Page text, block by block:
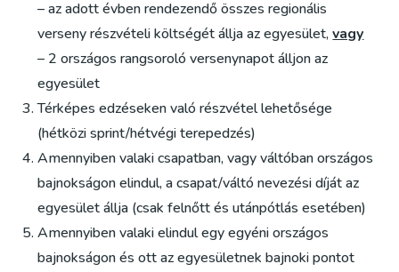
– az adott évben rendezendő összes regionális
verseny részvételi költségét állja az egyesület,vagy
– 2 országos rangsoroló versenynapot álljon az
egyesület
Térképes edzéseken való részvétel lehetősége
(hétközi sprint/hétvégi terepedzés)
Amennyiben valaki csapatban, vagy váltóban országos
bajnokságon elindul, a csapat/váltó nevezési díját az
egyesület állja (csak felnőtt és utánpótlás esetében)
Amennyiben valaki elindul egy egyéni országos
bajnokságon és ott az egyesületnek bajnoki pontot